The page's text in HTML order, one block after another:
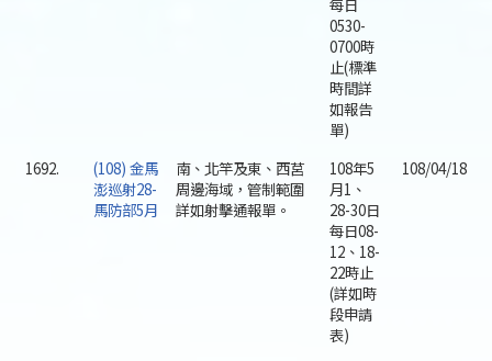
每日
0530-
0700時
止(標準
時間詳
如報告
單)
1692.
(108) 金馬
澎巡射28-
馬防部5月
南、北竿及東、西莒
周邊海域，管制範圍
詳如射擊通報單。
108年5
月1、
28-30日
每日08-
12、18-
22時止
(詳如時
段申請
表)
108/04/18